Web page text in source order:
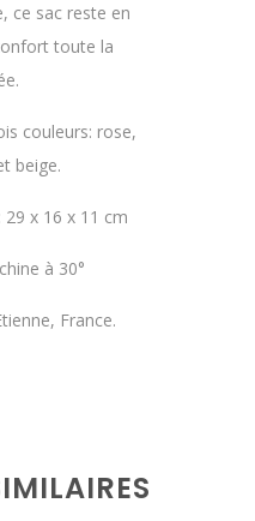
ce sac reste en
toute la
couleurs: rose,
beige.
29 x 16 x 11 cm
à 30°
France.